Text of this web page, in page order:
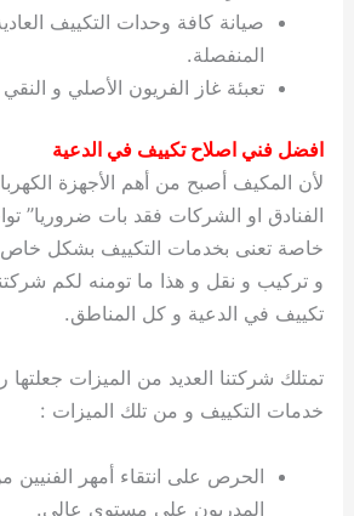
صيانة كافة وحدات التكييف
المنفصلة.
تعبئة غاز الفريون الأصلي و
افضل فني اصلاح تكييف في الدعية
لأن المكيف أصبح من أهم الأجهزة
الفنادق او الشركات فقد بات ضروريا”
خاصة تعنى بخدمات التكييف بشكل
و تركيب و نقل و هذا ما تومنه لكم
تكييف في الدعية و كل المناطق.
تمتلك شركتنا العديد من الميزات
خدمات التكييف و من تلك الميزات :
الحرص على انتقاء أمهر
المدربون على مستوى عالي.